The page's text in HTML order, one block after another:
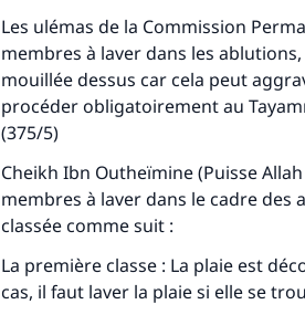
Les ulémas de la Commission
membres à laver dans les
mouillée dessus car cela peut
procéder obligatoirement au
(375/5)
Cheikh Ibn Outheïmine (Puisse
membres à laver dans le cadre
classée comme suit :
La première classe : La plaie est
cas, il faut laver la plaie si elle se
Faites une
personnes